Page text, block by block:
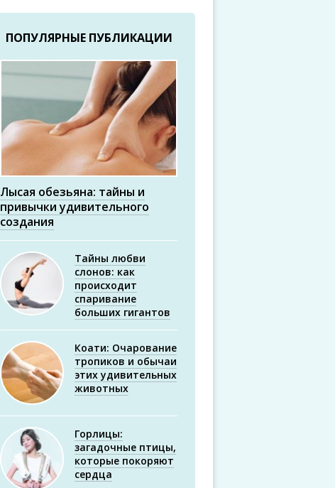
ПОПУЛЯРНЫЕ ПУБЛИКАЦИИ
Лысая обезьяна: тайны и
привычки удивительного
создания
Тайны любви
слонов: как
происходит
спаривание
больших гигантов
Коати: Очарование
тропиков и обычаи
этих удивительных
животных
Горлицы:
загадочные птицы,
которые покоряют
сердца